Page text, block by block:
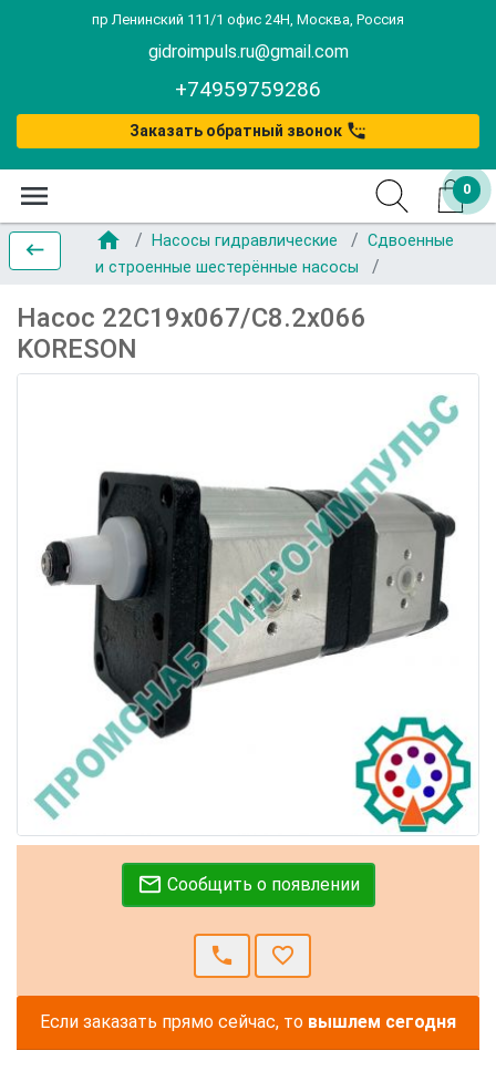
пр Ленинский 111/1 офис 24Н, Москва, Россия
gidroimpuls.ru@gmail.com
+74959759286
Заказать обратный звонок settings_phone
menu 0
keyboard_backspace home Насосы гидравлические
Сдвоенные
и строенные шестерённые насосы
Насос 22С19х067/C8.2х066
KORESON
mail_outline Сообщить о появлении
call favorite_border
Если заказать прямо сейчас, то вышлем сегодня